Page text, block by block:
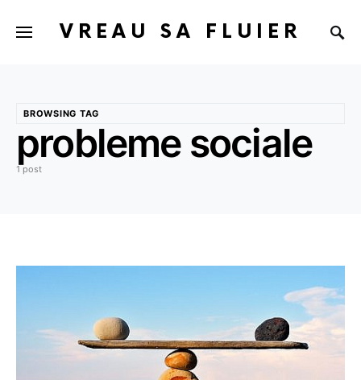
VREAU SA FLUIER
BROWSING TAG
probleme sociale
1 post